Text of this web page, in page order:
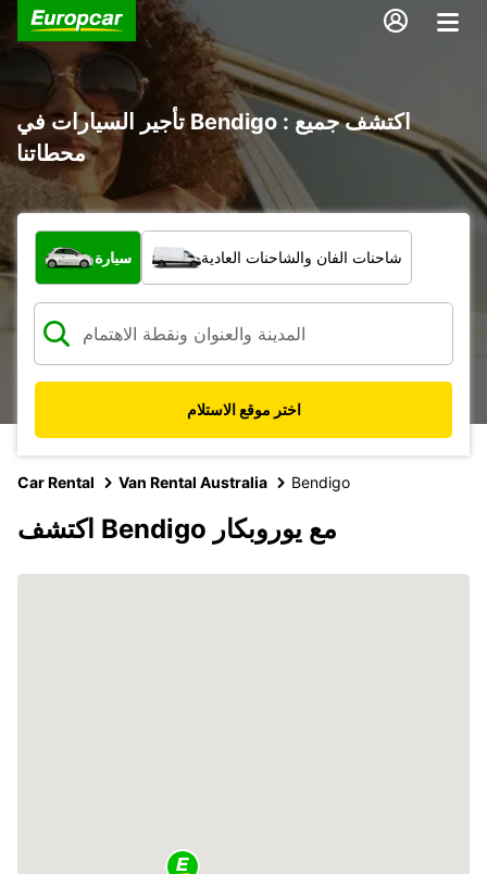
تأجير السيارات في Bendigo : اكتشف جميع
محطاتنا
ما نوع المركبة؟
سيارة شاحنات الفان والشاحنات العادية
اختر موقع الاستلام
Car Rental Van Rental Australia Bendigo
اكتشف Bendigo مع يوروبكار